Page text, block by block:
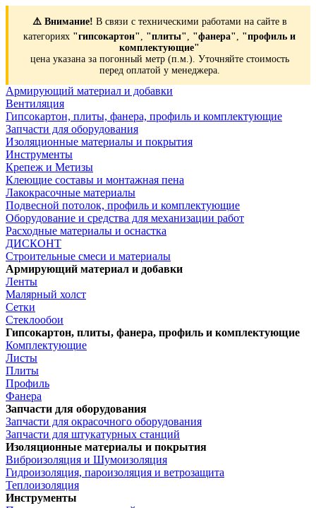
⚠️ Внимание! В связи с техническими работами на сайте в
категориях "гипсокартон", "плиты", "фанера", "профиль и
комплектующие"
цена указана за погонный метр (п.м.). Уточняйте стоимость
перед оплатой у менеджера.
Армирующий материал и добавки
Вентиляция
Гипсокартон, плиты, фанера, профиль и комплектующие
Запчасти для оборудования
Изоляционные материалы и покрытия
Инструменты
Крепеж и Метизы
Клеющие составы и монтажная пена
Лакокрасочные материалы
Подвесной потолок, профиль и комплектующие
Оборудование и средства для механизации работ
Расходные материалы и оснастка
ДИСКОНТ
Строительные смеси и материалы
Армирующий материал и добавки
Ленты
Малярный холст
Сетки
Стеклообои
Гипсокартон, плиты, фанера, профиль и комплектующие
Комплектующие
Листы
Плиты
Профиль
Фанера
Запчасти для оборудования
Запчасти для окрасочного оборудования
Запчасти для штукатурных станций
Изоляционные материалы и покрытия
Виброизоляция и Шумоизоляция
Гидроизоляция, пароизоляция и ветрозащита
Теплоизоляция
Инструменты